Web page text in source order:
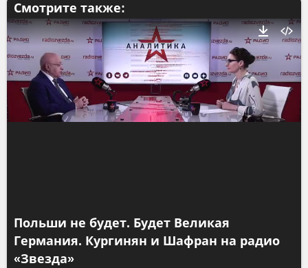
Смотрите также:
Польши не будет. Будет Великая
Германия. Кургинян и Шафран на радио
«Звезда»